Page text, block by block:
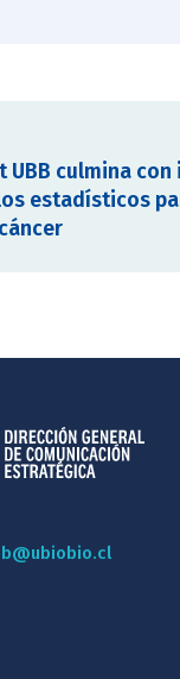
UBB culmina
estadísticos